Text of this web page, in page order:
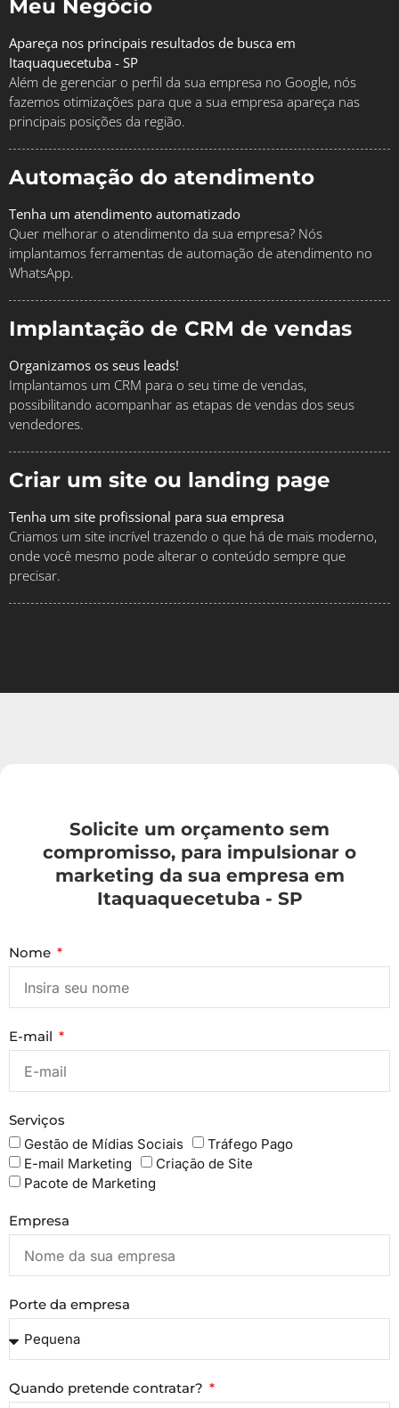
Meu Negócio
Apareça nos principais resultados de busca em
Itaquaquecetuba - SP
Além de gerenciar o perfil da sua empresa no Google, nós
fazemos otimizações para que a sua empresa apareça nas
principais posições da região.
Automação do atendimento
Tenha um atendimento automatizado
Quer melhorar o atendimento da sua empresa? Nós
implantamos ferramentas de automação de atendimento no
WhatsApp.
Implantação de CRM de vendas
Organizamos os seus leads!
Implantamos um CRM para o seu time de vendas,
possibilitando acompanhar as etapas de vendas dos seus
vendedores.
Criar um site ou landing page
Tenha um site profissional para sua empresa
Criamos um site incrível trazendo o que há de mais moderno,
onde você mesmo pode alterar o conteúdo sempre que
precisar.
Solicite um orçamento sem
compromisso, para impulsionar o
marketing da sua empresa em
Itaquaquecetuba - SP
Nome
E-mail
Serviços
Gestão de Mídias Sociais
Tráfego Pago
E-mail Marketing
Criação de Site
Pacote de Marketing
Empresa
Porte da empresa
Quando pretende contratar?